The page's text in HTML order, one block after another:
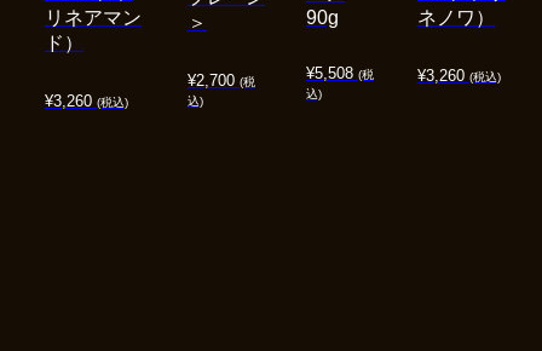
¥3,260 (税込)
リネアマン
ド）
¥2,700 (税
込)
＞
¥5,508 (税
込)
90g
¥3,260 (税込)
ネノワ）